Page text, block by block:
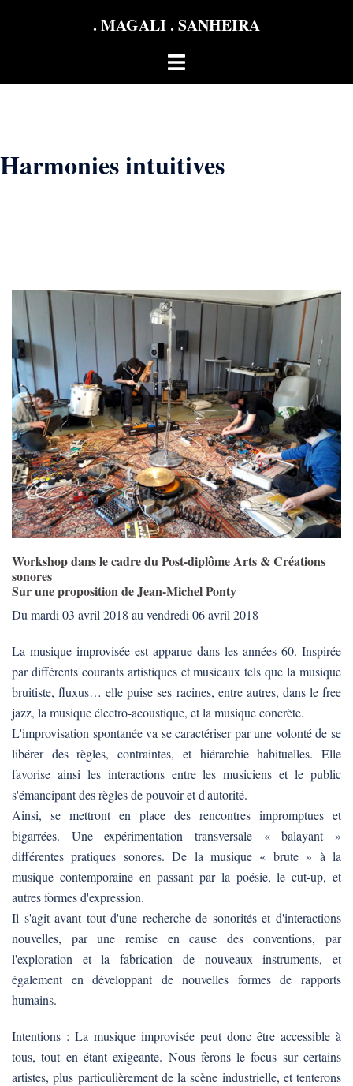
. MAGALI . SANHEIRA
Ouvrir/fermer
Harmonies intuitives
Workshop dans le cadre du Post-diplôme Arts & Créations
sonores
Sur une proposition de Jean-Michel Ponty
Du mardi 03 avril 2018 au vendredi 06 avril 2018
La musique improvisée est apparue dans les années 60. Inspirée
par différents courants artistiques et musicaux tels que la musique
bruitiste, fluxus… elle puise ses racines, entre autres, dans le free
jazz, la musique électro-acoustique, et la musique concrète.
L'improvisation spontanée va se caractériser par une volonté de se
libérer des règles, contraintes, et hiérarchie habituelles. Elle
favorise ainsi les interactions entre les musiciens et le public
s'émancipant des règles de pouvoir et d'autorité.
Ainsi, se mettront en place des rencontres impromptues et
bigarrées. Une expérimentation transversale « balayant »
différentes pratiques sonores. De la musique « brute » à la
musique contemporaine en passant par la poésie, le cut-up, et
autres formes d'expression.
Il s'agit avant tout d'une recherche de sonorités et d'interactions
nouvelles, par une remise en cause des conventions, par
l'exploration et la fabrication de nouveaux instruments, et
également en développant de nouvelles formes de rapports
humains.
Intentions : La musique improvisée peut donc être accessible à
tous, tout en étant exigeante. Nous ferons le focus sur certains
artistes, plus particulièrement de la scène industrielle, et tenterons